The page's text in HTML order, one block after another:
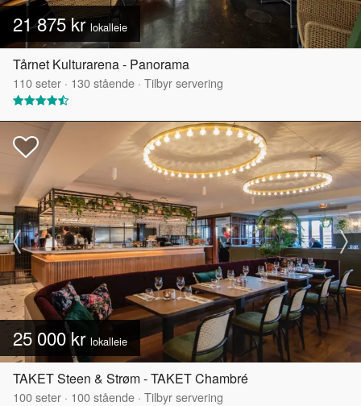
21 875 krlokalleie
Tårnet Kulturarena - Panorama
110seter · 130stående · Tilbyr servering
25 000 kr lokalleie
TAKET Steen & Strøm - TAKET Chambré
100seter · 100stående · Tilbyr servering